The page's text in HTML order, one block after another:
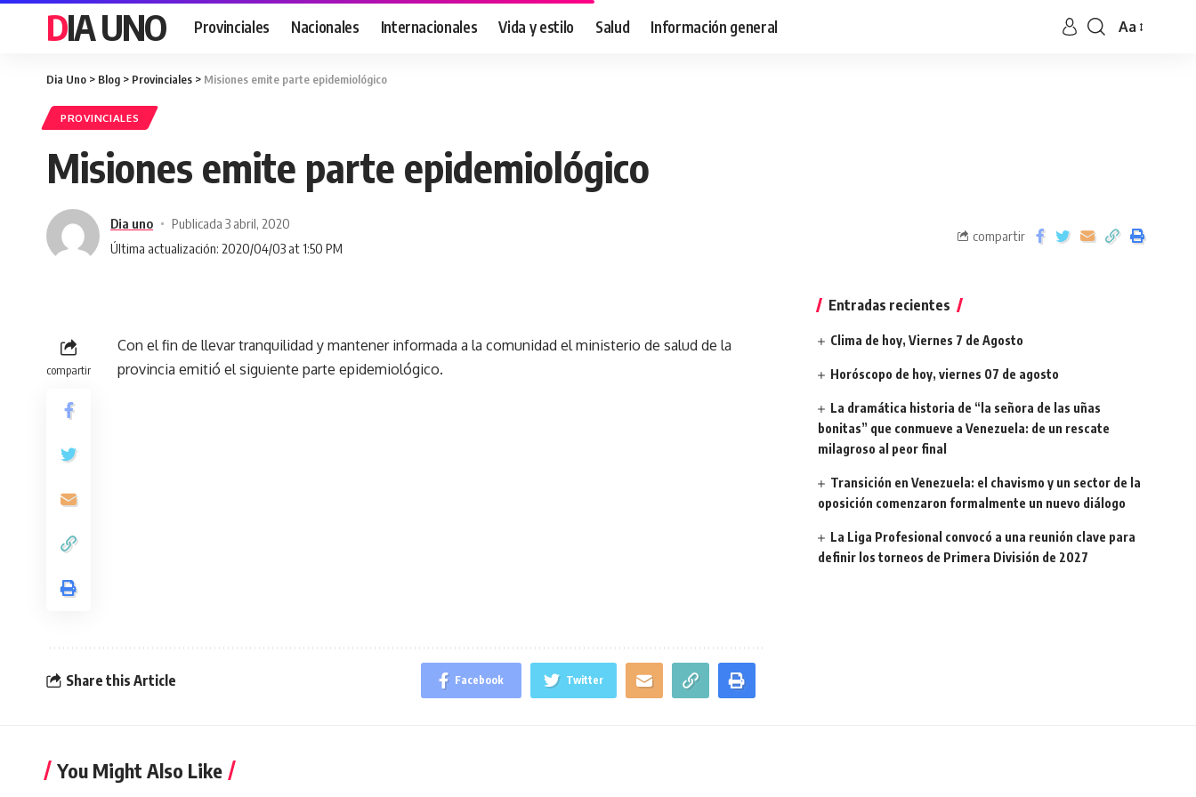
DIA UNO Provinciales Nacionales Internacionales Vida y estilo Salud Información general Aa
Dia Uno > Blog > Provinciales > Misiones emite parte epidemiológico
PROVINCIALES
Misiones emite parte epidemiológico
Última actualización: 2020/04/03 at 1:50 PM
Dia uno Publicada 3 abril, 2020
compartir
compartir
Con el fin de llevar tranquilidad y mantener informada a la comunidad el ministerio de salud de la
provincia emitió el siguiente parte epidemiológico.
Share this Article Facebook Twitter
Entradas recientes
Clima de hoy, Viernes 7 de Agosto
Horóscopo de hoy, viernes 07 de agosto
La dramática historia de “la señora de las uñas
bonitas” que conmueve a Venezuela: de un rescate
milagroso al peor final
Transición en Venezuela: el chavismo y un sector de la
oposición comenzaron formalmente un nuevo diálogo
La Liga Profesional convocó a una reunión clave para
definir los torneos de Primera División de 2027
You Might Also Like